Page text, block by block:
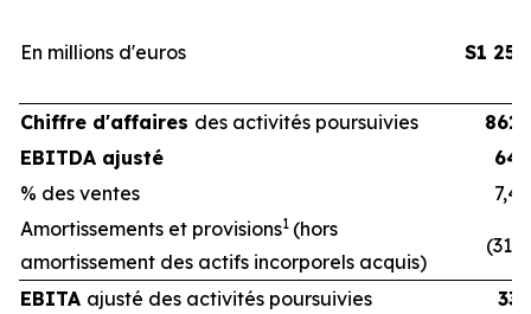
En millions d'euros S1 25
Chiffre d'affaires des activités poursuivies
861
EBITDA ajusté
64
% des ventes
7,4
Amortissements et provisions1 (hors
amortissement des actifs incorporels acquis)
(31)
EBITA ajusté des activités poursuivies
33